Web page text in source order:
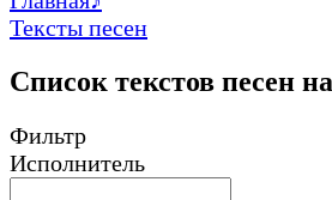
Тексты песен
Список текстов песен
Фильтр
Исполнитель